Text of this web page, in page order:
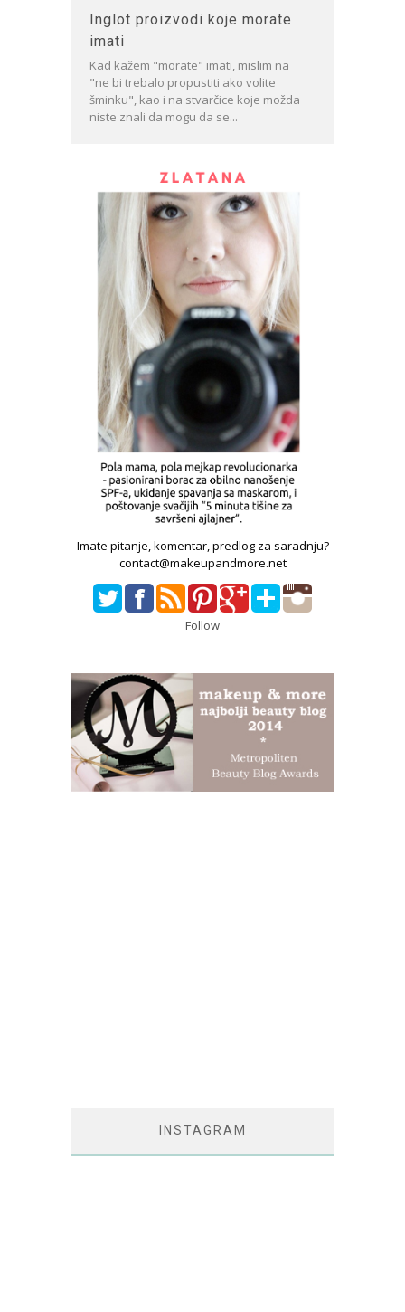
Inglot proizvodi koje morate
imati
Kad kažem "morate" imati, mislim na
"ne bi trebalo propustiti ako volite
šminku", kao i na stvarčice koje možda
niste znali da mogu da se...
Imate pitanje, komentar, predlog za saradnju?
contact@makeupandmore.net
Follow
INSTAGRAM